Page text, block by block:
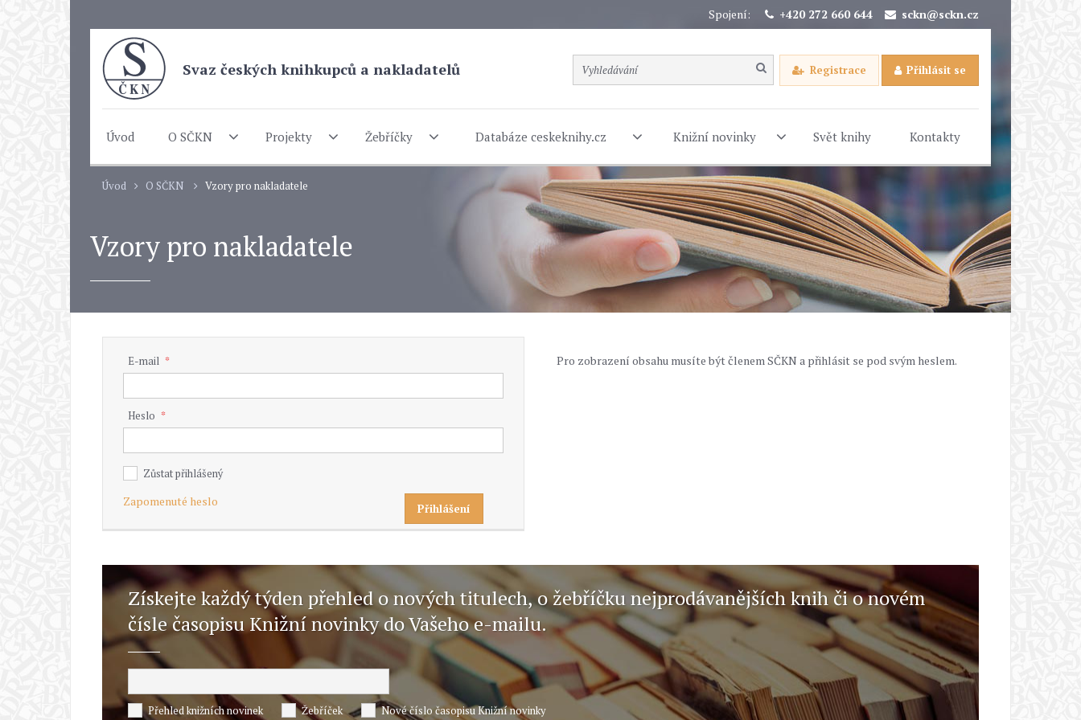
Spojení: +420 272 660 644 sckn@sckn.cz
Svaz českých knihkupců a nakladatelů Registrace Přihlásit se
Úvod O SČKN Projekty Žebříčky Databáze ceskeknihy.cz Knižní novinky Svět knihy Kontakty
Úvod O SČKN Vzory pro nakladatele
Vzory pro nakladatele
E-mail
Heslo
Zůstat přihlášený
Zapomenuté heslo
Pro zobrazení obsahu musíte být členem SČKN a přihlásit se pod svým heslem.
Získejte každý týden přehled o nových titulech, o žebříčku nejprodávanějších knih či o novém
čísle časopisu Knižní novinky do Vašeho e-mailu.
Přehled knižních novinek Žebříček Nové číslo časopisu Knižní novinky